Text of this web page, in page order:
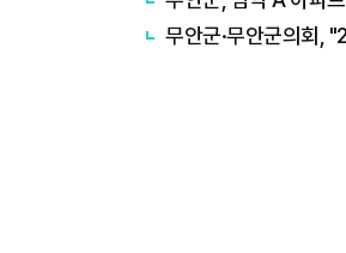
무안군·무안군의회,